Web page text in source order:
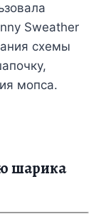
Sweather
схемы
мопса.
шарика